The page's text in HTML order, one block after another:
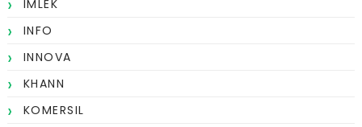
IMLEK
INFO
INNOVA
KHANN
KOMERSIL